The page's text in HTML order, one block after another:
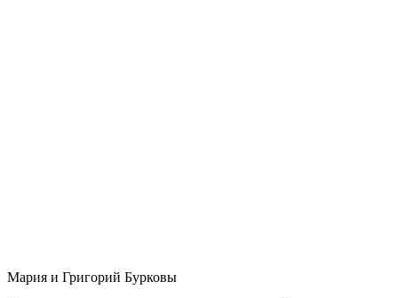
Мария и Григорий Бурковы